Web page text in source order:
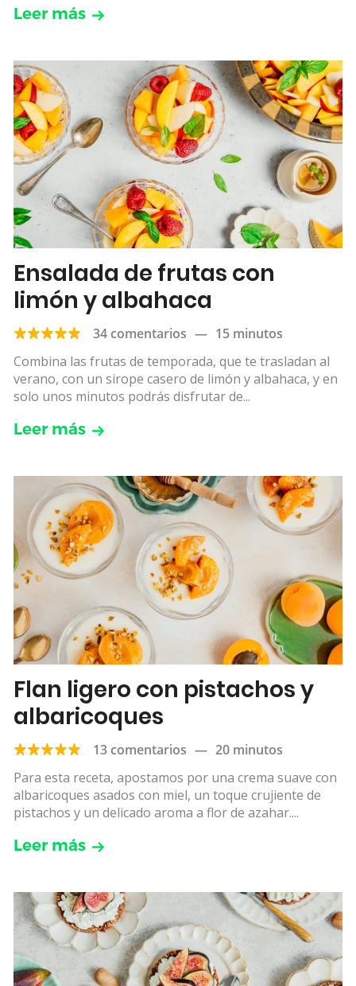
Leer más
Ensalada de frutas con
limón y albahaca
34 comentarios — 15 minutos
Combina las frutas de temporada, que te trasladan al
verano, con un sirope casero de limón y albahaca, y en
solo unos minutos podrás disfrutar de...
Leer más
Flan ligero con pistachos y
albaricoques
13 comentarios — 20 minutos
Para esta receta, apostamos por una crema suave con
albaricoques asados con miel, un toque crujiente de
pistachos y un delicado aroma a flor de azahar....
Leer más